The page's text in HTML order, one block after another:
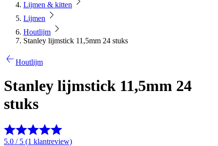
Lijmen & kitten
Lijmen
Houtlijm
Stanley lijmstick 11,5mm 24 stuks
Houtlijm
Stanley lijmstick 11,5mm 24
stuks
5.0 / 5 (1 klantreview)